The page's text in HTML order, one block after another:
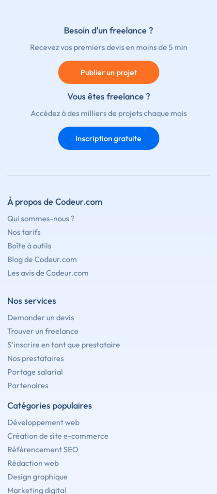
Besoin d'un freelance ?
Recevez vos premiers devis en moins de 5 min
Publier un projet
Vous êtes freelance ?
Accédez à des milliers de projets chaque mois
Inscription gratuite
À propos de Codeur.com
Qui sommes-nous ?
Nos tarifs
Boîte à outils
Blog de Codeur.com
Les avis de Codeur.com
Nos services
Demander un devis
Trouver un freelance
S'inscrire en tant que prestataire
Nos prestataires
Portage salarial
Partenaires
Catégories populaires
Développement web
Création de site e-commerce
Référencement SEO
Rédaction web
Design graphique
Marketing digital